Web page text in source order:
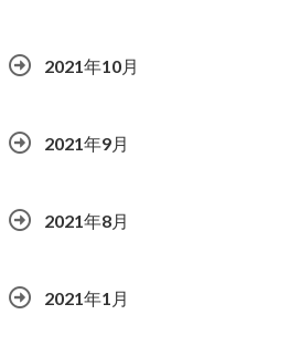
2021年10月
2021年9月
2021年8月
2021年1月